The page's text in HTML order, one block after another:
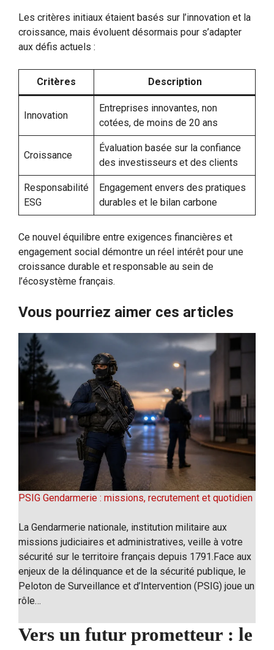
Les critères initiaux étaient basés sur l’innovation et la
croissance, mais évoluent désormais pour s’adapter
aux défis actuels :
Critères Description
Innovation
Entreprises innovantes, non
cotées, de moins de 20 ans
Croissance
Évaluation basée sur la confiance
des investisseurs et des clients
Responsabilité
ESG
Engagement envers des pratiques
durables et le bilan carbone
Ce nouvel équilibre entre exigences financières et
engagement social démontre un réel intérêt pour une
croissance durable et responsable au sein de
l’écosystème français.
Vous pourriez aimer ces articles
PSIG Gendarmerie : missions, recrutement et quotidien
La Gendarmerie nationale, institution militaire aux
missions judiciaires et administratives, veille à votre
sécurité sur le territoire français depuis 1791.Face aux
enjeux de la délinquance et de la sécurité publique, le
Peloton de Surveillance et d’Intervention (PSIG) joue un
rôle…
Vers un futur prometteur : le